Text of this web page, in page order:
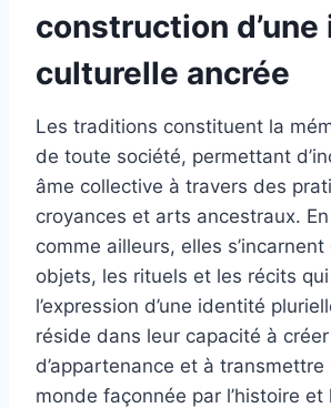
construction
culturelle ancrée
Les traditions constituent la
de toute société, permettant
âme collective à travers des
croyances et arts ancestraux.
comme ailleurs, elles
objets, les rituels et les récits
l’expression d’une identité
réside dans leur capacité à
d’appartenance et à
monde façonnée par l’histoire